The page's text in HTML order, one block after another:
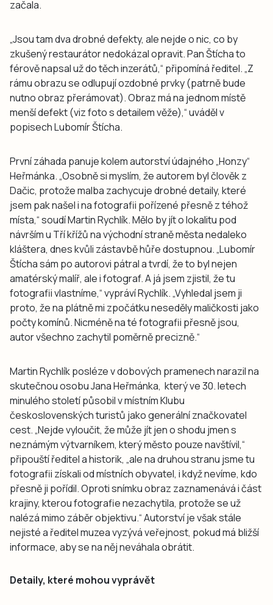
začala.
„Jsou tam dva drobné defekty, ale nejde o nic, co by
zkušený restaurátor nedokázal opravit. Pan Štícha to
férově napsal už do těch inzerátů,“ připomíná ředitel. „Z
rámu obrazu se odlupují ozdobné prvky (patrně bude
nutno obraz přerámovat). Obraz má na jednom místě
menší defekt (viz foto s detailem věže),“ uváděl v
popisech Lubomír Štícha.
První záhada panuje kolem autorství údajného „Honzy“
Heřmánka. „Osobně si myslím, že autorem byl člověk z
Dačic, protože malba zachycuje drobné detaily, které
jsem pak našel i na fotografii pořízené přesně z téhož
místa,“ soudí Martin Rychlík. Mělo by jít o lokalitu pod
návrším u Tří křížů na východní straně města nedaleko
kláštera, dnes kvůli zástavbě hůře dostupnou. „Lubomír
Štícha sám po autorovi pátral a tvrdí, že to byl nejen
amatérský malíř, ale i fotograf. A já jsem zjistil, že tu
fotografii vlastníme,“ vypráví Rychlík. „Vyhledal jsem ji
proto, že na plátně mi zpočátku neseděly maličkosti jako
počty komínů. Nicméně na té fotografii přesně jsou,
autor všechno zachytil poměrně precizně.“
Martin Rychlík posléze v dobových pramenech narazil na
skutečnou osobu Jana Heřmánka, který ve 30. letech
minulého století působil v místním Klubu
československých turistů jako generální značkovatel
cest. „Nejde vyloučit, že může jít jen o shodu jmen s
neznámým výtvarníkem, který město pouze navštívil,“
připouští ředitel a historik, „ale na druhou stranu jsme tu
fotografii získali od místních obyvatel, i když nevíme, kdo
přesně ji pořídil. Oproti snímku obraz zaznamenává i část
krajiny, kterou fotografie nezachytila, protože se už
nalézá mimo záběr objektivu.“ Autorství je však stále
nejisté a ředitel muzea vyzývá veřejnost, pokud má bližší
informace, aby se na něj neváhala obrátit.
Detaily, které mohou vyprávět